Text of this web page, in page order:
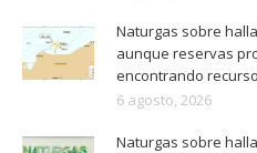
Naturgas sobre
aunque reservas
encontrando
6 agosto, 2026
Naturgas sobre